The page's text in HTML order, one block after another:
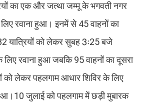
का एक और जत्था जम्मू के भगवती नगर
लिए रवाना हुआ। इनमें से 45 वाहनों का
यात्रियों को लेकर सुबह 3ः25 बजे
रवाना हुआ जबकि 95 वाहनों का दूसरा
को लेकर पहलगाम आधार शिविर के लिए
जुलाई को पहलगाम में छड़ी मुबारक